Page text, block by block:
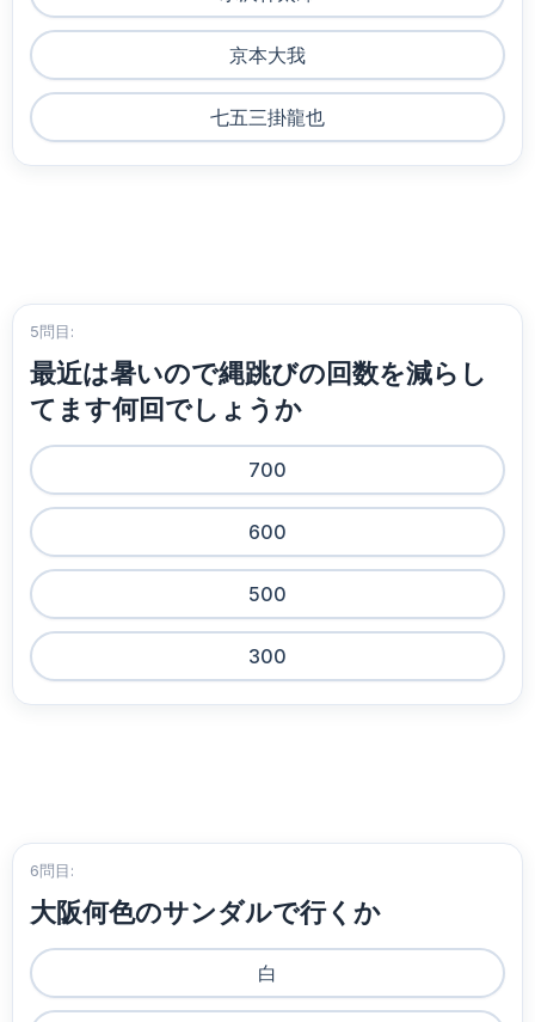
京本大我
七五三掛龍也
5問目:
最近は暑いので縄跳びの回数を減らし
てます何回でしょうか
700
600
500
300
6問目:
大阪何色のサンダルで行くか
白